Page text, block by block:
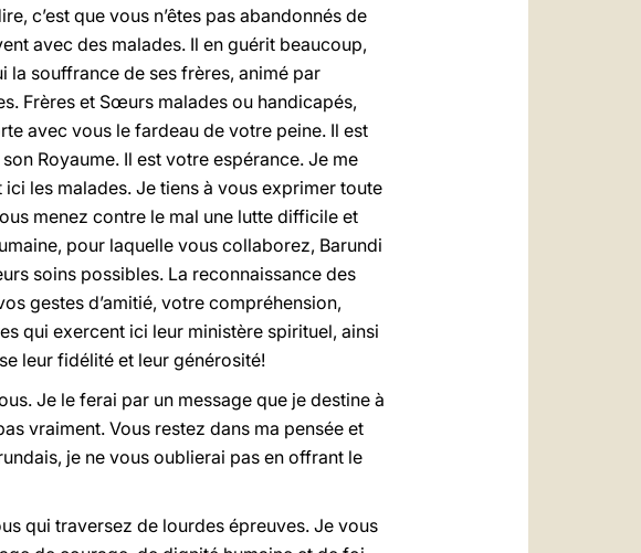
c’est que vous n’êtes pas abandonnés de
avec des malades. Il en guérit beaucoup,
la souffrance de ses frères, animé par
Frères et Sœurs malades ou handicapés,
avec vous le fardeau de votre peine. Il est
Royaume. Il est votre espérance. Je me
les malades. Je tiens à vous exprimer toute
menez contre le mal une lutte difficile et
pour laquelle vous collaborez, Barundi
soins possibles. La reconnaissance des
gestes d’amitié, votre compréhension,
qui exercent ici leur ministère spirituel, ainsi
leur fidélité et leur générosité!
Je le ferai par un message que je destine à
vraiment. Vous restez dans ma pensée et
je ne vous oublierai pas en offrant le
qui traversez de lourdes épreuves. Je vous